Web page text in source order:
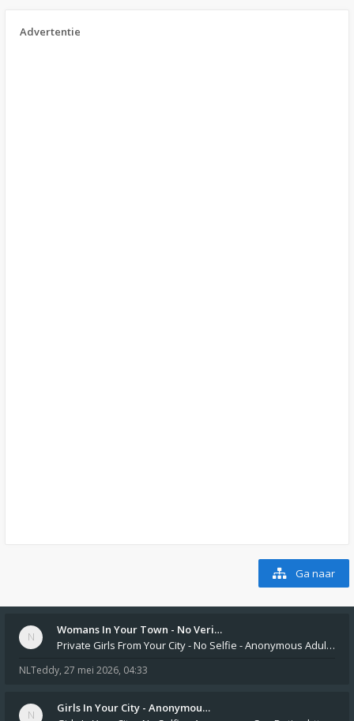
Advertentie
Ga naar
Womans In Your Town - No Veri…
Private Girls From Your City - No Selfie - Anonymous Adult Dating https://privatedates.live Private Girls In Your
NLTeddy, 27 mei 2026, 04:33
Girls In Your City - Anonymou…